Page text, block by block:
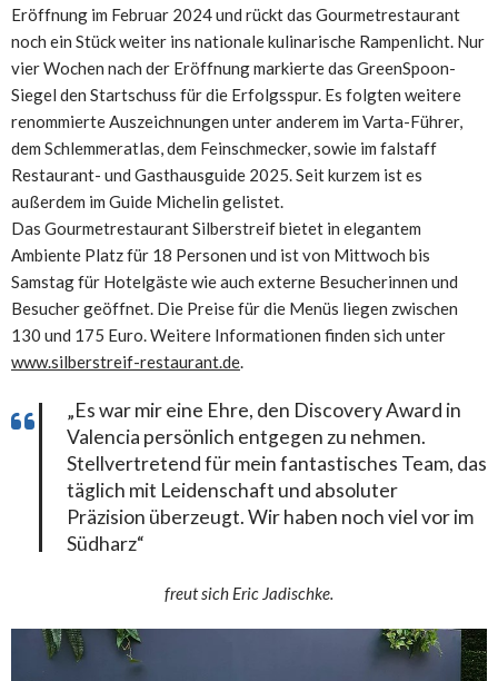
Eröffnung im Februar 2024 und rückt das Gourmetrestaurant
noch ein Stück weiter ins nationale kulinarische Rampenlicht. Nur
vier Wochen nach der Eröffnung markierte das GreenSpoon-
Siegel den Startschuss für die Erfolgsspur. Es folgten weitere
renommierte Auszeichnungen unter anderem im Varta-Führer,
dem Schlemmeratlas, dem Feinschmecker, sowie im falstaff
Restaurant- und Gasthausguide 2025. Seit kurzem ist es
außerdem im Guide Michelin gelistet.
Das Gourmetrestaurant Silberstreif bietet in elegantem
Ambiente Platz für 18 Personen und ist von Mittwoch bis
Samstag für Hotelgäste wie auch externe Besucherinnen und
Besucher geöffnet. Die Preise für die Menüs liegen zwischen
130 und 175 Euro. Weitere Informationen finden sich unter
www.silberstreif-restaurant.de.
„Es war mir eine Ehre, den Discovery Award in
Valencia persönlich entgegen zu nehmen.
Stellvertretend für mein fantastisches Team, das
täglich mit Leidenschaft und absoluter
Präzision überzeugt. Wir haben noch viel vor im
Südharz“
freut sich Eric Jadischke.